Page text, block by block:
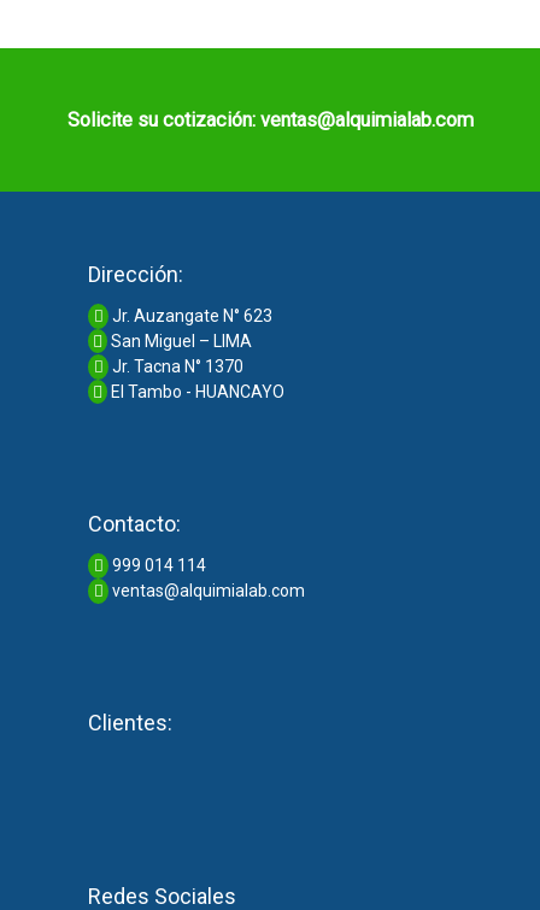
Solicite su cotización: ventas@alquimialab.com
Dirección:
Jr. Auzangate N° 623
San Miguel – LIMA
Jr. Tacna N° 1370
El Tambo - HUANCAYO
Contacto:
999 014 114
ventas@alquimialab.com
Clientes:
Redes Sociales